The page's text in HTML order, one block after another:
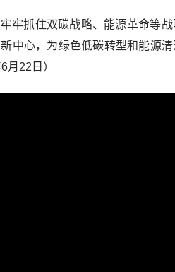
牢抓住双碳战略、能源革命等
中心，为绿色低碳转型和能源
月22日）